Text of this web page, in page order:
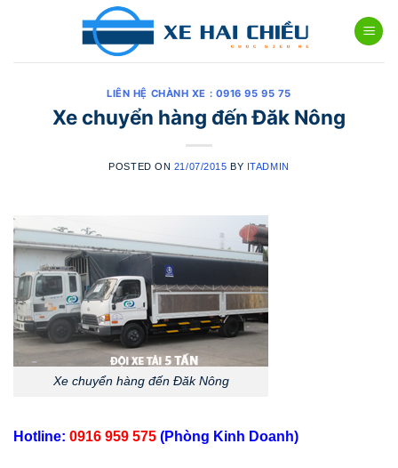
LIÊN HỆ CHÀNH XE : 0916 95 95 75
Xe chuyển hàng đến Đăk Nông
POSTED ON 21/07/2015 BY ITADMIN
Xe chuyển hàng đến Đăk Nông
Hotline: 0916 959 575 (Phòng Kinh Doanh)